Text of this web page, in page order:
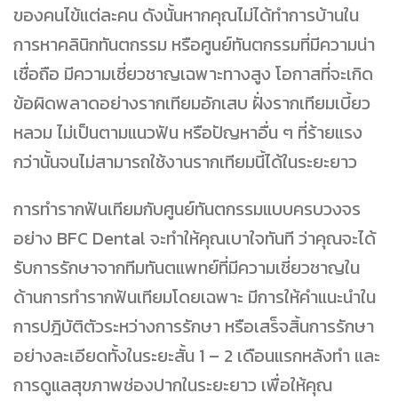
ของคนไข้แต่ละคน ดังนั้นหากคุณไม่ได้ทำการบ้านใน
การหาคลินิกทันตกรรม หรือศูนย์ทันตกรรมที่มีความน่า
เชื่อถือ มีความเชี่ยวชาญเฉพาะทางสูง โอกาสที่จะเกิด
ข้อผิดพลาดอย่างรากเทียมอักเสบ ฝั่งรากเทียมเบี้ยว
หลวม ไม่เป็นตามแนวฟัน หรือปัญหาอื่น ๆ ที่ร้ายแรง
กว่านั้นจนไม่สามารถใช้งานรากเทียมนี้ได้ในระยะยาว
การทำรากฟันเทียมกับศูนย์ทันตกรรมแบบครบวงจร
อย่าง BFC Dental จะทำให้คุณเบาใจทันที ว่าคุณจะได้
รับการรักษาจากทีมทันตแพทย์ที่มีความเชี่ยวชาญใน
ด้านการทำรากฟันเทียมโดยเฉพาะ มีการให้คำแนะนำใน
การปฎิบัติตัวระหว่างการรักษา หรือเสร็จสิ้นการรักษา
อย่างละเอียดทั้งในระยะสั้น 1 – 2 เดือนแรกหลังทำ และ
การดูแลสุขภาพช่องปากในระยะยาว เพื่อให้คุณ